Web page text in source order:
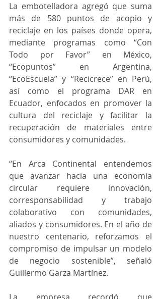
La embotelladora agregó que suma
más de 580 puntos de acopio y
reciclaje en los países donde opera,
mediante programas como “Con
Todo por Favor” en México,
“Ecopuntos” en Argentina,
“EcoEscuela” y “Recicrece” en Perú,
así como el programa DAR en
Ecuador, enfocados en promover la
cultura del reciclaje y facilitar la
recuperación de materiales entre
consumidores y comunidades.
“En Arca Continental entendemos
que avanzar hacia una economía
circular requiere innovación,
corresponsabilidad y trabajo
colaborativo con comunidades,
aliados y consumidores. En el año de
nuestro centenario, reforzamos el
compromiso de impulsar un modelo
de negocio sostenible”, señaló
Guillermo Garza Martínez.